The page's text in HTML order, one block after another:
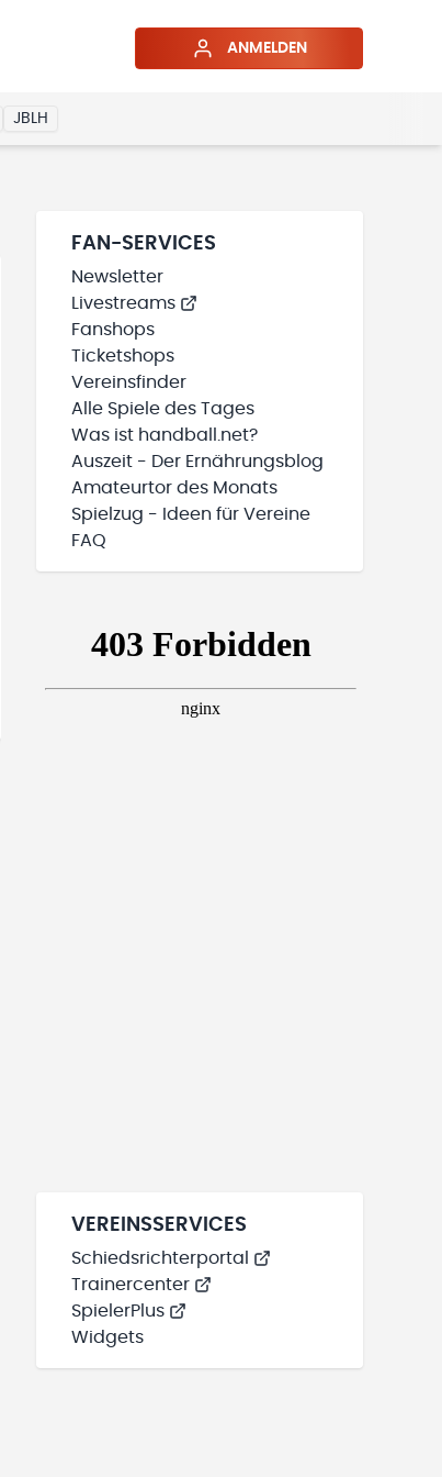
ANMELDEN
JBLH
WIRD GELADEN
HINZUFÜGEN
FAN-SERVICES
Newsletter
Livestreams
Fanshops
Ticketshops
Vereinsfinder
Alle Spiele des Tages
Was ist handball.net?
Auszeit - Der Ernährungsblog
Amateurtor des Monats
Spielzug - Ideen für Vereine
FAQ
VEREINSSERVICES
Schiedsrichterportal
Trainercenter
SpielerPlus
Widgets